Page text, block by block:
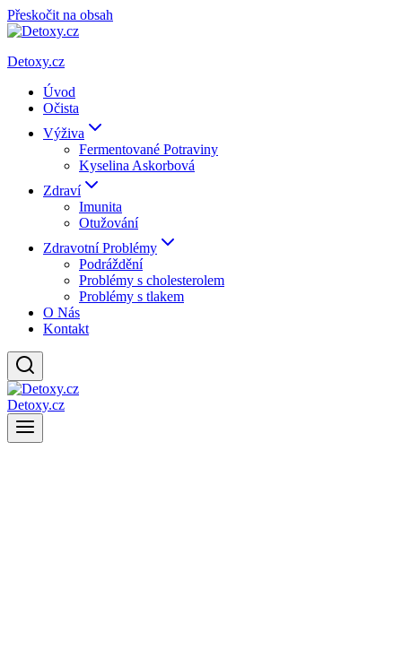
Přeskočit na obsah
Detoxy.cz
Úvod
Očista
Výživa
Fermentované Potraviny
Kyselina Askorbová
Zdraví
Imunita
Otužování
Zdravotní Problémy
Podráždění
Problémy s cholesterolem
Problémy s tlakem
O Nás
Kontakt
Detoxy.cz